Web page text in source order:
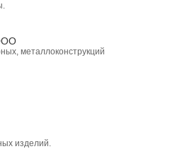
металлоконструкций
изделий.